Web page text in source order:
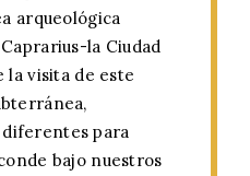
arqueológica
la Ciudad
la visita de este
para
bajo nuestros